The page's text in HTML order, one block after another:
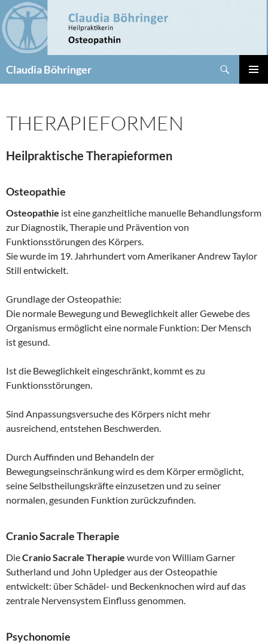
Zum
Inhalt
springen
Claudia Böhringer
THERAPIEFORMEN
Heilpraktische Therapieformen
Osteopathie
Osteopathie ist eine ganzheitliche manuelle Behandlungsform
zur Diagnostik, Therapie und Prävention von
Funktionsstörungen des Körpers.
Sie wurde im 19. Jahrhundert vom Amerikaner Andrew Taylor
Still entwickelt.
Grundlage der Osteopathie:
Die normale Bewegung und Beweglichkeit aller Gewebe des
Organismus ermöglicht eine normale Funktion: Der Mensch
ist gesund.
Ist die Beweglichkeit eingeschränkt, kommt es zu
Funktionsstörungen.
Sind Anpassungsversuche des Körpers nicht mehr
ausreichend, entstehen Beschwerden.
Durch Auffinden und Behandeln der
Bewegungseinschränkung wird es dem Körper ermöglicht,
seine Selbstheilungskräfte einzusetzen und zu seiner
normalen, gesunden Funktion zurückzufinden.
Cranio Sacrale Therapie
DieCranio Sacrale Therapie wurde von William Garner
Sutherland und John Upledger aus der Osteopathie
entwickelt: über Schädel- und Beckenknochen wird auf das
zentrale Nervensystem Einfluss genommen.
Psychonomie